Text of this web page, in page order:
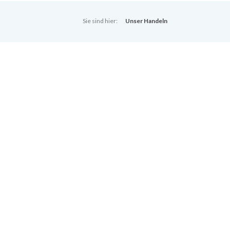
Sie sind hier: Unser Handeln